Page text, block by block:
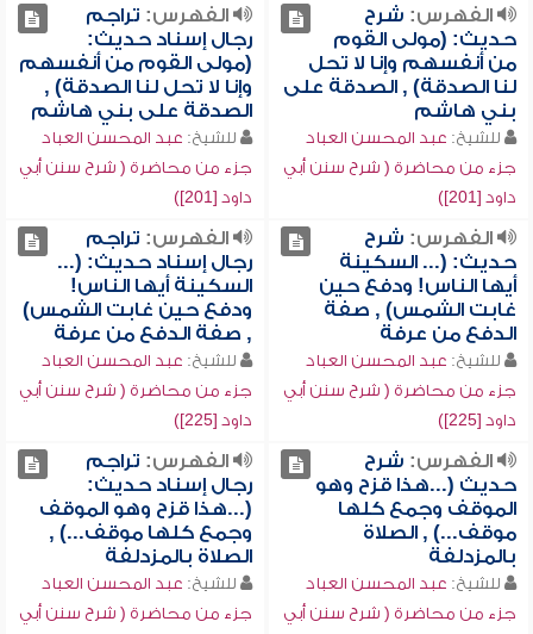
الفهرس: شرح
حديث: (مولى القوم
من أنفسهم وإنا لا تحل
لنا الصدقة) , الصدقة على
بني هاشم
للشيخ: عبد المحسن العباد
جزء من محاضرة ( شرح سنن أبي
داود [201])
الفهرس: تراجم
رجال إسناد حديث:
(مولى القوم من أنفسهم
وإنا لا تحل لنا الصدقة) ,
الصدقة على بني هاشم
للشيخ: عبد المحسن العباد
جزء من محاضرة ( شرح سنن أبي
داود [201])
الفهرس: شرح
حديث: (... السكينة
أيها الناس! ودفع حين
غابت الشمس) , صفة
الدفع من عرفة
للشيخ: عبد المحسن العباد
جزء من محاضرة ( شرح سنن أبي
داود [225])
الفهرس: تراجم
رجال إسناد حديث: (...
السكينة أيها الناس!
ودفع حين غابت الشمس)
, صفة الدفع من عرفة
للشيخ: عبد المحسن العباد
جزء من محاضرة ( شرح سنن أبي
داود [225])
الفهرس: شرح
حديث (...هذا قزح وهو
الموقف وجمع كلها
موقف...) , الصلاة
بالمزدلفة
للشيخ: عبد المحسن العباد
جزء من محاضرة ( شرح سنن أبي
الفهرس: تراجم
رجال إسناد حديث:
(...هذا قزح وهو الموقف
وجمع كلها موقف...) ,
الصلاة بالمزدلفة
للشيخ: عبد المحسن العباد
جزء من محاضرة ( شرح سنن أبي